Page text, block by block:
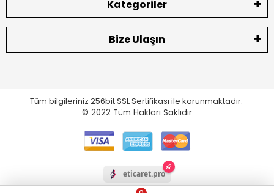
Kategoriler
Bize Ulaşın
Tüm bilgileriniz 256bit SSL Sertifikası ile korunmaktadır.
© 2022 Tüm Hakları Saklıdır
eticaret.pro